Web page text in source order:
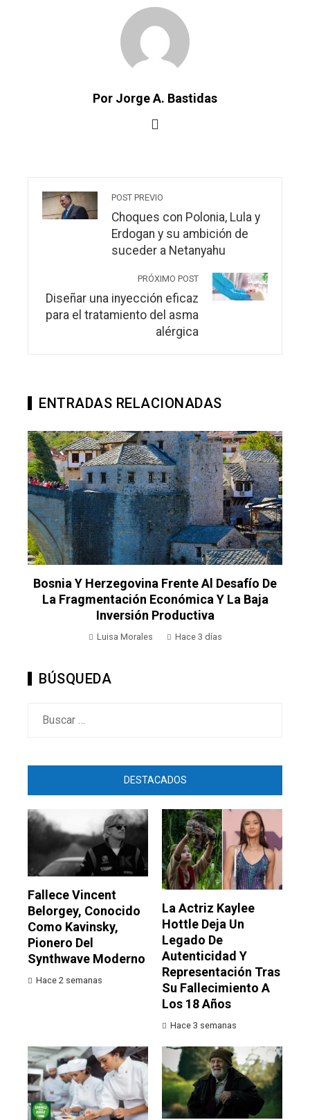
Por Jorge A. Bastidas
POST PREVIO
Choques con Polonia, Lula y
Erdogan y su ambición de
suceder a Netanyahu
PRÓXIMO POST
Diseñar una inyección eficaz
para el tratamiento del asma
alérgica
ENTRADAS RELACIONADAS
El Impacto Del Comercio En La Expansión
Territorial De Los Imperios Antes De La
Revolución Industrial
demo Hace 5 días
BÚSQUEDA
DESTACADOS
Fallece Vincent
Belorgey, Conocido
Como Kavinsky,
Pionero Del
Synthwave Moderno
Hace 2 semanas
La Actriz Kaylee
Hottle Deja Un
Legado De
Autenticidad Y
Representación Tras
Su Fallecimiento A
Los 18 Años
Hace 3 semanas